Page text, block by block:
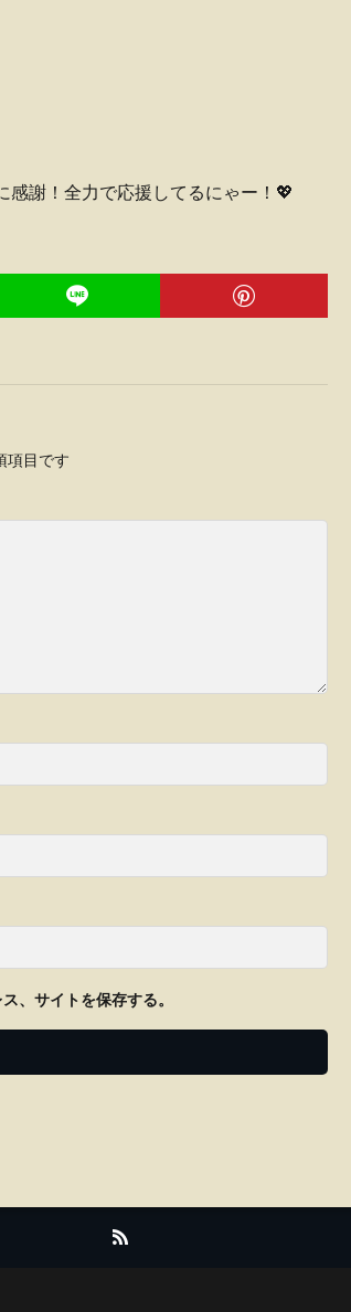
感謝！全力で応援してるにゃー！💖
項目です
、サイトを保存する。